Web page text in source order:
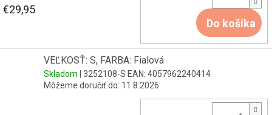
€29,95
Do košíka
VEĽKOSŤ: S, FARBA: Fialová
Skladom | 3252108-S EAN: 4057962240414
Môžeme doručiť do: 11.8.2026